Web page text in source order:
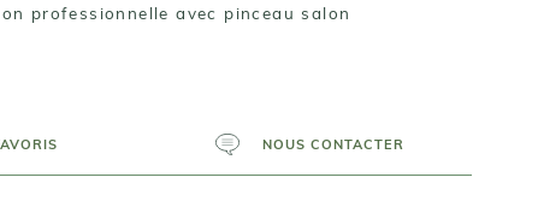
professionnelle avec pinceau salon
NOUS CONTACTER